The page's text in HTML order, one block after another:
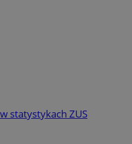
statystykach ZUS